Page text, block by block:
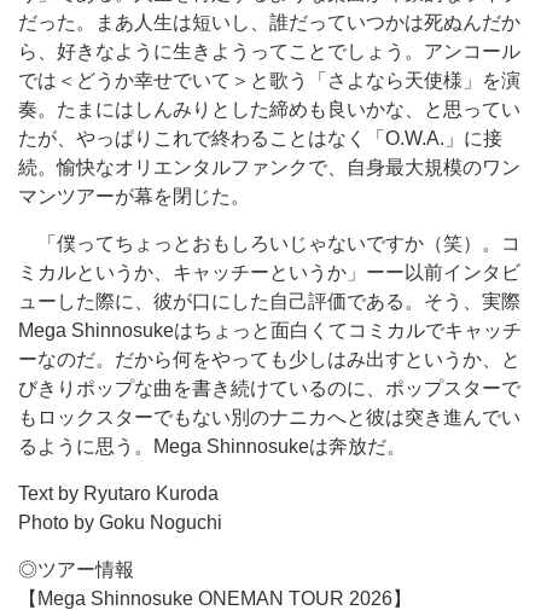
だった。まあ人生は短いし、誰だっていつかは死ぬんだか
ら、好きなように生きようってことでしょう。アンコール
では＜どうか幸せでいて＞と歌う「さよなら天使様」を演
奏。たまにはしんみりとした締めも良いかな、と思ってい
たが、やっぱりこれで終わることはなく「O.W.A.」に接
続。愉快なオリエンタルファンクで、自身最大規模のワン
マンツアーが幕を閉じた。
「僕ってちょっとおもしろいじゃないですか（笑）。コ
ミカルというか、キャッチーというか」ーー以前インタビ
ューした際に、彼が口にした自己評価である。そう、実際
Mega Shinnosukeはちょっと面白くてコミカルでキャッチ
ーなのだ。だから何をやっても少しはみ出すというか、と
びきりポップな曲を書き続けているのに、ポップスターで
もロックスターでもない別のナニカへと彼は突き進んでい
るように思う。Mega Shinnosukeは奔放だ。
Text by Ryutaro Kuroda
Photo by Goku Noguchi
◎ツアー情報
【Mega Shinnosuke ONEMAN TOUR 2026】